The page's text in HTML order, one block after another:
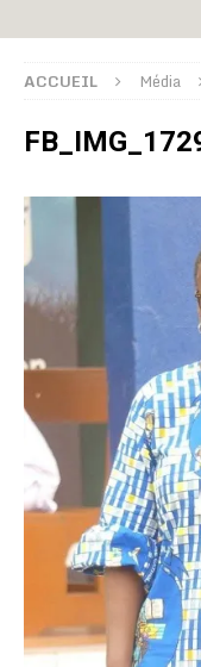
ACCUEIL Média